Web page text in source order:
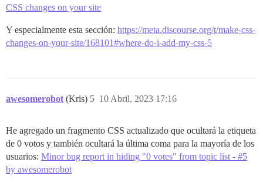
CSS changes on your site
Y especialmente esta sección: https://meta.discourse.org/t/make-css-
changes-on-your-site/168101#where-do-i-add-my-css-5
awesomerobot (Kris) 10 Abril, 2023 17:16
5
He agregado un fragmento CSS actualizado que ocultará la etiqueta
de 0 votos y también ocultará la última coma para la mayoría de los
usuarios: Minor bug report in hiding "0 votes" from topic list - #5
by awesomerobot